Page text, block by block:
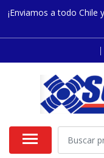
¡Enviamos a todo Chile
|